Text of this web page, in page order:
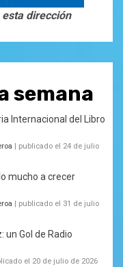
dirección
semana
Internacional del Libro
| publicado el 24 de julio
mucho a crecer
| publicado el 31 de julio
un Gol de Radio
el 20 de julio de 2026